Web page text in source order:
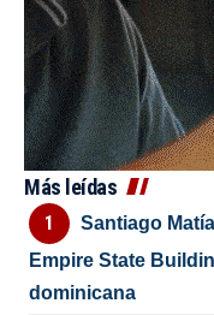
Más leídas
Santiago
Empire State
dominicana